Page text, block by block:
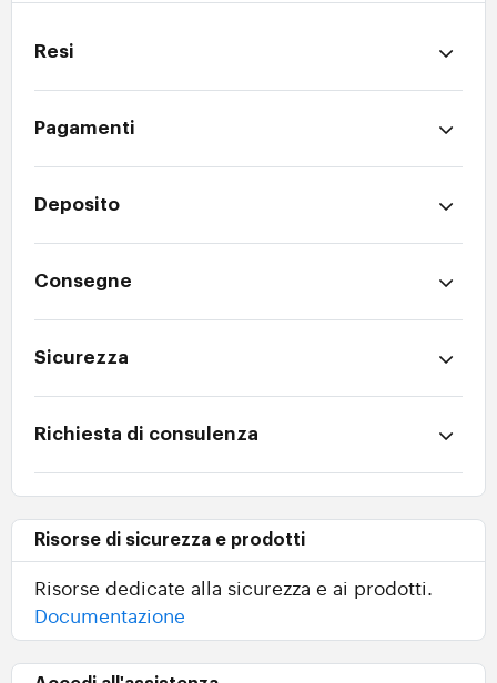
Resi
Pagamenti
Deposito
Consegne
Sicurezza
Richiesta di consulenza
Risorse di sicurezza e prodotti
Risorse dedicate alla sicurezza e ai prodotti.
Documentazione